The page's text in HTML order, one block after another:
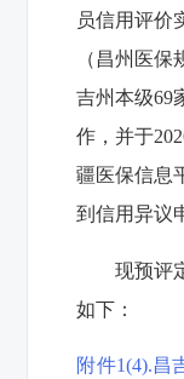
员信用评价
（昌州医
吉州本级69
作，并于
疆医保信息
到信用异议
现预评
如下：
附件1(4).昌